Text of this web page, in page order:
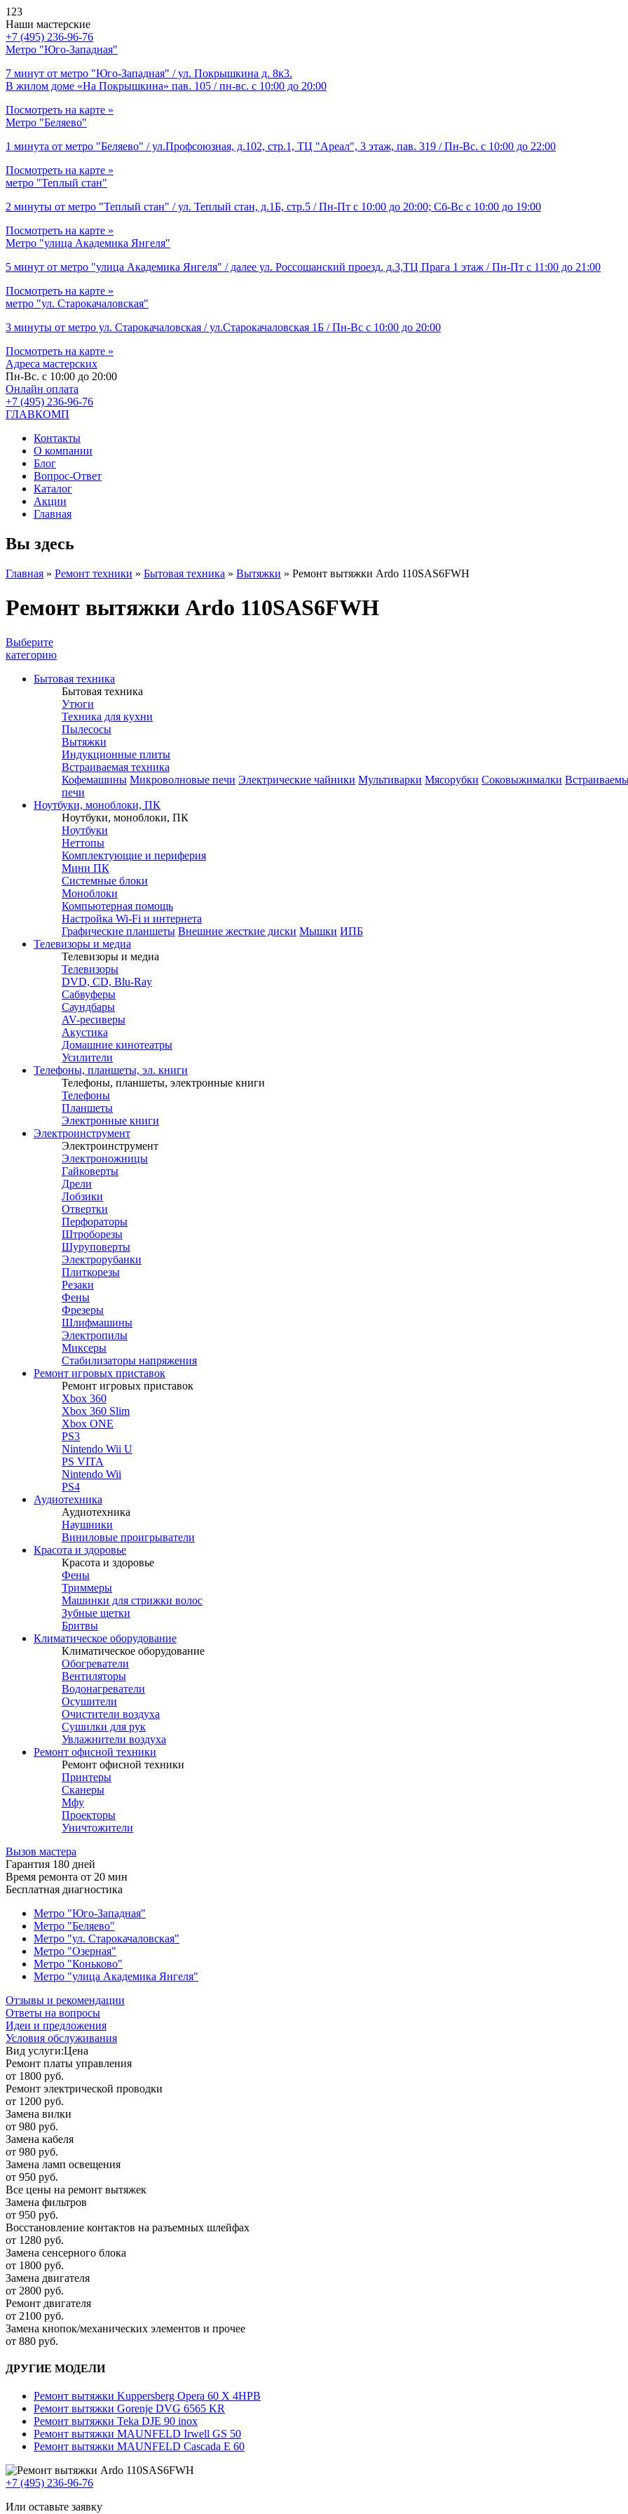
123
Наши мастерские
+7 (495) 236-96-76
Метро "Юго-Западная"
7 минут от метро "Юго-Западная" / ул. Покрышкина д. 8к3.
В жилом доме «На Покрышкина» пав. 105 / пн-вс. с 10:00 до 20:00
Посмотреть на карте »
Метро "Беляево"
1 минута от метро "Беляево" / ул.Профсоюзная, д.102, стр.1, ТЦ "Ареал", 3 этаж, пав. 319 / Пн-Вс. с 10:00 до 22:00
Посмотреть на карте »
метро "Теплый стан"
2 минуты от метро "Теплый стан" / ул. Теплый стан, д.1Б, стр.5 / Пн-Пт с 10:00 до 20:00; Сб-Вс с 10:00 до 19:00
Посмотреть на карте »
Метро "улица Академика Янгеля"
5 минут от метро "улица Академика Янгеля" / далее ул. Россошанский проезд, д.3,ТЦ Прага 1 этаж / Пн-Пт с 11:00 до 21:00
Посмотреть на карте »
метро "ул. Старокачаловская"
3 минуты от метро ул. Старокачаловская / ул.Старокачаловская 1Б / Пн-Вс с 10:00 до 20:00
Посмотреть на карте »
Адреса мастерских
Пн-Вс. с 10:00 до 20:00
Онлайн оплата
+7 (495) 236-96-76
ГЛАВКОМП
Контакты
О компании
Блог
Вопрос-Ответ
Каталог
Акции
Главная
Вы здесь
Главная » Ремонт техники » Бытовая техника » Вытяжки » Ремонт вытяжки Ardo 110SAS6FWH
Ремонт вытяжки Ardo 110SAS6FWH
Выберите
категорию
Бытовая техника
Бытовая техника
Утюги
Техника для кухни
Пылесосы
Вытяжки
Индукционные плиты
Встраиваемая техника
Кофемашины Микроволновые печи Электрические чайники Мультиварки Мясорубки Соковыжималки
печи
Ноутбуки, моноблоки, ПК
Ноутбуки, моноблоки, ПК
Ноутбуки
Неттопы
Комплектующие и периферия
Мини ПК
Системные блоки
Моноблоки
Компьютерная помощь
Настройка Wi-Fi и интернета
Графические планшеты Внешние жесткие диски Мышки ИПБ
Телевизоры и медиа
Телевизоры и медиа
Телевизоры
DVD, CD, Blu-Ray
Сабвуферы
Саундбары
AV-ресиверы
Акустика
Домашние кинотеатры
Усилители
Телефоны, планшеты, эл. книги
Телефоны, планшеты, электронные книги
Телефоны
Планшеты
Электронные книги
Электроинструмент
Электроинструмент
Электроножницы
Гайковерты
Дрели
Лобзики
Отвертки
Перфораторы
Штроборезы
Шуруповерты
Электрорубанки
Плиткорезы
Резаки
Фены
Фрезеры
Шлифмашины
Электропилы
Миксеры
Стабилизаторы напряжения
Ремонт игровых приставок
Ремонт игровых приставок
Xbox 360
Xbox 360 Slim
Xbox ONE
PS3
Nintendo Wii U
PS VITA
Nintendo Wii
PS4
Аудиотехника
Аудиотехника
Наушники
Виниловые проигрыватели
Красота и здоровье
Красота и здоровье
Фены
Триммеры
Машинки для стрижки волос
Зубные щетки
Бритвы
Климатическое оборудование
Климатическое оборудование
Обогреватели
Вентиляторы
Водонагреватели
Осушители
Очистители воздуха
Сушилки для рук
Увлажнители воздуха
Ремонт офисной техники
Ремонт офисной техники
Принтеры
Сканеры
Мфу
Проекторы
Уничтожители
Вызов мастера
Гарантия 180 дней
Время ремонта от 20 мин
Бесплатная диагностика
Метро "Юго-Западная"
Метро "Беляево"
Метро "ул. Старокачаловская"
Метро "Озерная"
Метро "Коньково"
Метро "улица Академика Янгеля"
Отзывы и рекомендации
Ответы на вопросы
Идеи и предложения
Условия обслуживания
Вид услуги:Цена
Ремонт платы управления
от 1800 руб.
Ремонт электрической проводки
от 1200 руб.
Замена вилки
от 980 руб.
Замена кабеля
от 980 руб.
Замена ламп освещения
от 950 руб.
Все цены на ремонт вытяжек
Замена фильтров
от 950 руб.
Восстановление контактов на разъемных шлейфах
от 1280 руб.
Замена сенсерного блока
от 1800 руб.
Замена двигателя
от 2800 руб.
Ремонт двигателя
от 2100 руб.
Замена кнопок/механических элементов и прочее
от 880 руб.
ДРУГИЕ МОДЕЛИ
Ремонт вытяжки Kuppersberg Opera 60 X 4HPB
Ремонт вытяжки Gorenje DVG 6565 KR
Ремонт вытяжки Teka DJE 90 inox
Ремонт вытяжки MAUNFELD Irwell GS 50
Ремонт вытяжки MAUNFELD Cascada E 60
+7 (495) 236-96-76
Или оставьте заявку